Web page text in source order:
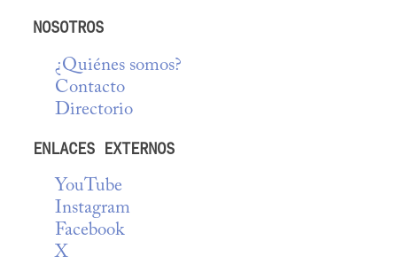
NOSOTROS
¿Quiénes somos?
Contacto
Directorio
ENLACES EXTERNOS
YouTube
Instagram
Facebook
X